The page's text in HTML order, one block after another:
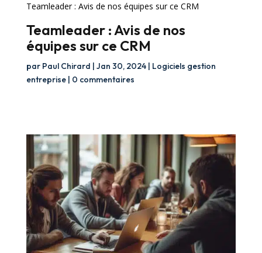
Teamleader : Avis de nos équipes sur ce CRM
Teamleader : Avis de nos
équipes sur ce CRM
par Paul Chirard | Jan 30, 2024| Logiciels gestion
entreprise| 0 commentaires